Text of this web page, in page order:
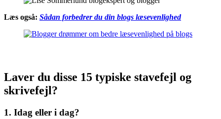
Læs også: Sådan forbedrer du din blogs læsevenlighed
Laver du disse 15 typiske stavefejl og
skrivefejl?
1. Idag eller i dag?